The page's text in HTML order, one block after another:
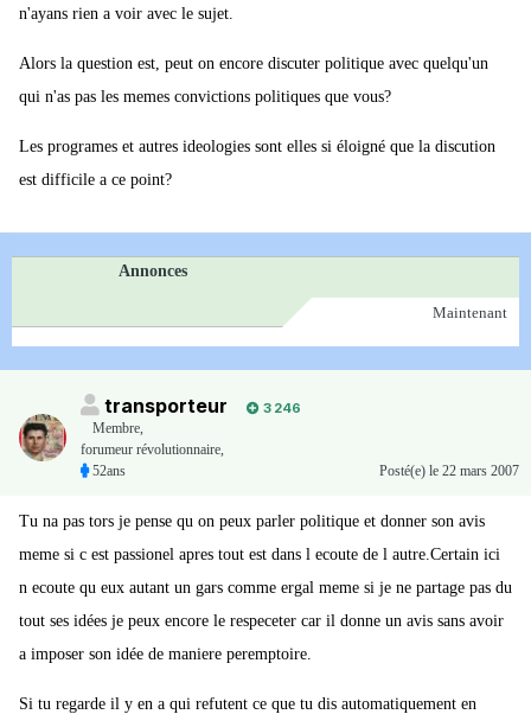
n'ayans rien a voir avec le sujet.
Alors la question est, peut on encore discuter politique avec quelqu'un
qui n'as pas les memes convictions politiques que vous?
Les programes et autres ideologies sont elles si éloigné que la discution
est difficile a ce point?
Annonces
Maintenant
transporteur
3 246
Membre,
forumeur révolutionnaire,
52ans
Posté(e) le 22 mars 2007
Tu na pas tors je pense qu on peux parler politique et donner son avis
meme si c est passionel apres tout est dans l ecoute de l autre.Certain ici
n ecoute qu eux autant un gars comme ergal meme si je ne partage pas du
tout ses idées je peux encore le respeceter car il donne un avis sans avoir
a imposer son idée de maniere peremptoire.
Si tu regarde il y en a qui refutent ce que tu dis automatiquement en